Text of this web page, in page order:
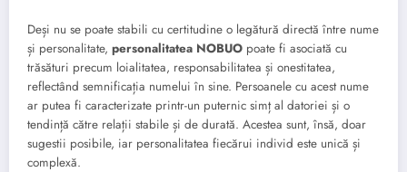
Deși nu se poate stabili cu certitudine o legătură directă între nume
și personalitate, personalitatea NOBUO poate fi asociată cu
trăsături precum loialitatea, responsabilitatea și onestitatea,
reflectând semnificația numelui în sine. Persoanele cu acest nume
ar putea fi caracterizate printr-un puternic simț al datoriei și o
tendință către relații stabile și de durată. Acestea sunt, însă, doar
sugestii posibile, iar personalitatea fiecărui individ este unică și
complexă.